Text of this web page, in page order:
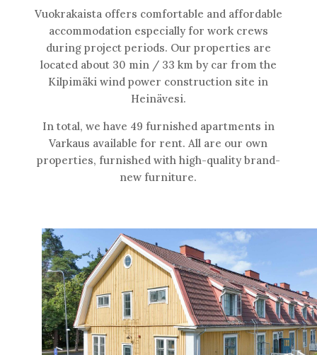
Vuokrakaista offers comfortable and affordable
accommodation especially for work crews
during project periods. Our properties are
located about 30 min / 33 km by car from the
Kilpimäki wind power construction site in
Heinävesi.
In total, we have 49 furnished apartments in
Varkaus available for rent. All are our own
properties, furnished with high-quality brand-
new furniture.